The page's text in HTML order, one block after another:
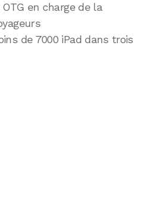
en charge de la
de 7000 iPad dans trois